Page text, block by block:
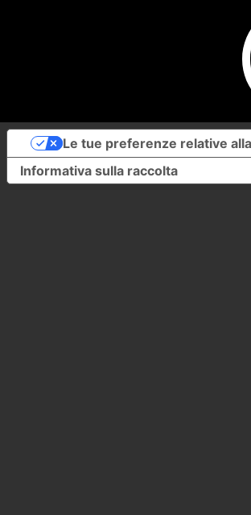
Informativa sulla raccolta
Le tue preferenze relative